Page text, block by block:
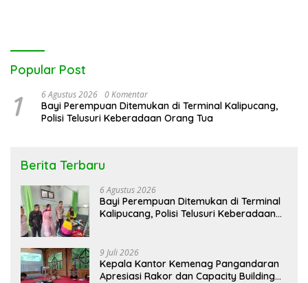
Popular Post
1 6 Agustus 2026 0 Komentar
Bayi Perempuan Ditemukan di Terminal Kalipucang,
Polisi Telusuri Keberadaan Orang Tua
Berita Terbaru
6 Agustus 2026
Bayi Perempuan Ditemukan di Terminal
Kalipucang, Polisi Telusuri Keberadaan
9 Juli 2026
Kepala Kantor Kemenag Pangandaran
Apresiasi Rakor dan Capacity Building